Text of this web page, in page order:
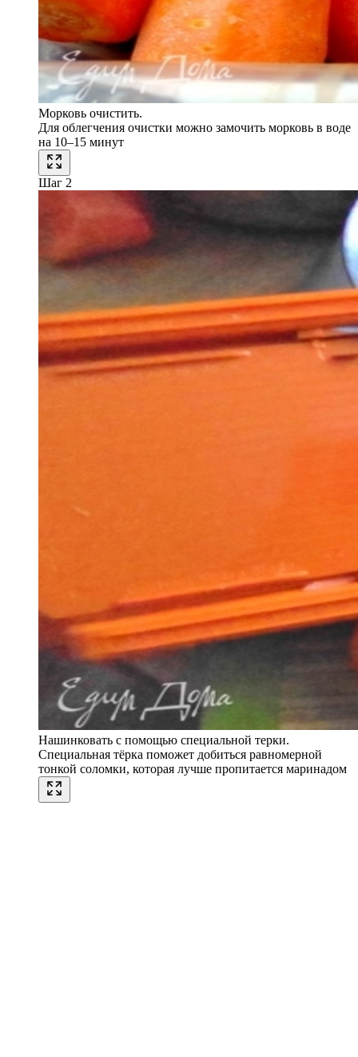
Морковь очистить.
Для облегчения очистки можно замочить морковь в воде
на 10–15 минут
Шаг 2
Нашинковать с помощью специальной терки.
Специальная тёрка поможет добиться равномерной
тонкой соломки, которая лучше пропитается маринадом